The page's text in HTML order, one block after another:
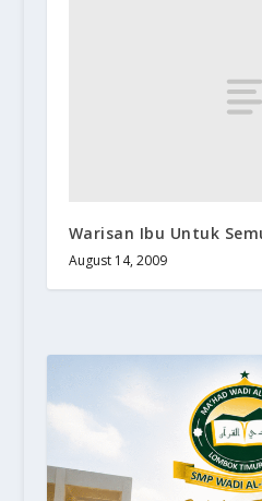
Warisan Ibu Untuk
August 14, 2009